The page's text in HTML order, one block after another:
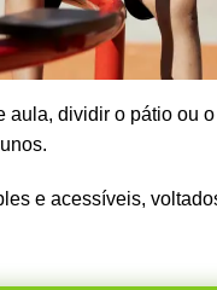
aula, dividir o pátio ou
e acessíveis,